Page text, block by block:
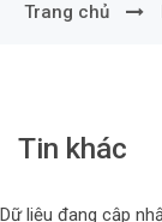
Trang chủ
Tin khác
Dữ liệu đang cập